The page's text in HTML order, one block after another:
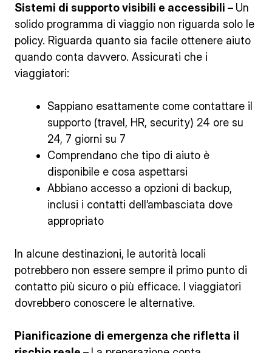
Sistemi di supporto visibili e accessibili – Un
solido programma di viaggio non riguarda solo le
policy. Riguarda quanto sia facile ottenere aiuto
quando conta davvero. Assicurati che i
viaggiatori:
Sappiano esattamente come contattare il
supporto (travel, HR, security) 24 ore su
24, 7 giorni su 7
Comprendano che tipo di aiuto è
disponibile e cosa aspettarsi
Abbiano accesso a opzioni di backup,
inclusi i contatti dell’ambasciata dove
appropriato
In alcune destinazioni, le autorità locali
potrebbero non essere sempre il primo punto di
contatto più sicuro o più efficace. I viaggiatori
dovrebbero conoscere le alternative.
Pianificazione di emergenza che rifletta il